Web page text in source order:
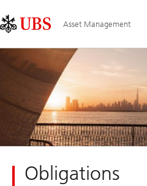
Links
Area
Asset Management
Obligations